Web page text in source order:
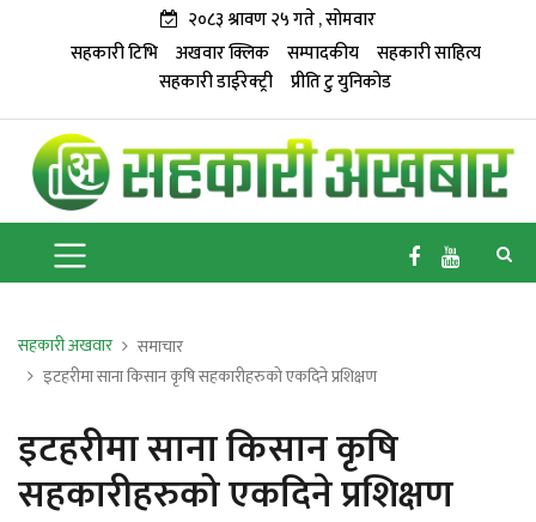
२०८३ श्रावण २५ गते , सोमवार
सहकारी टिभि
अखवार क्लिक सम्पादकीय
सहकारी साहित्य
सहकारी डाईरेक्ट्री प्रीति टु युनिकोड
सहकारी अखवार
समाचार
इटहरीमा साना किसान कृषि सहकारीहरुको एकदिने प्रशिक्षण
इटहरीमा साना किसान कृषि
सहकारीहरुको एकदिने प्रशिक्षण